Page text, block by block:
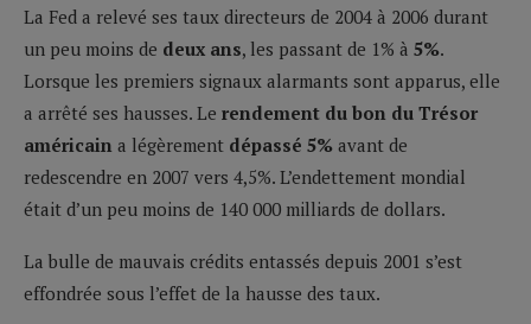
La Fed a relevé ses taux directeurs de 2004 à 2006 durant
un peu moins de deux ans, les passant de 1% à 5%.
Lorsque les premiers signaux alarmants sont apparus, elle
a arrêté ses hausses. Le rendement du bon du Trésor
américain a légèrement dépassé 5% avant de
redescendre en 2007 vers 4,5%. L’endettement mondial
était d’un peu moins de 140 000 milliards de dollars.
La bulle de mauvais crédits entassés depuis 2001 s’est
effondrée sous l’effet de la hausse des taux.